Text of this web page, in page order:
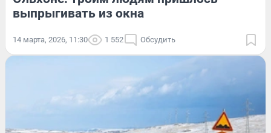
выпрыгивать из окна
14 марта, 2026, 11:30 1 552 Обсудить